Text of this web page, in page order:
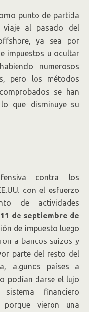
punto de partida
al pasado del
ya sea por
impuestos u ocultar
numerosos
pero los métodos
se han
que disminuye su
contra los
con el esfuerzo
de actividades
11 de septiembre de
de impuesto luego
a bancos suizos y
parte del resto del
algunos países a
podían darse el lujo
financiero
porque vieron una